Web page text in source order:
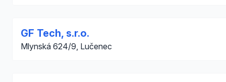
GF Tech, s.r.o.
Mlynská 624/9, Lučenec